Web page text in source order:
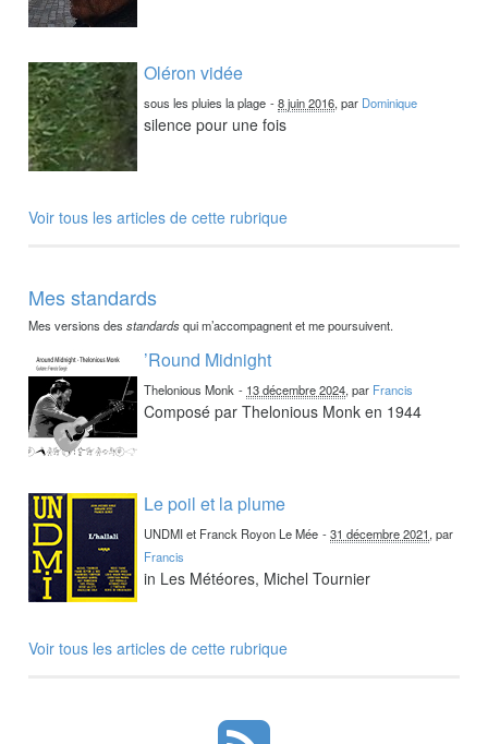
Oléron vidée
sous les pluies la plage -8 juin 2016, par Dominique
silence pour une fois
Voir tous les articles de cette rubrique
Mes standards
Mes versions desstandardsqui m’accompagnent et me poursuivent.
’Round Midnight
Thelonious Monk - 13 décembre 2024, par Francis
Composé par Thelonious Monk en 1944
Le poil et la plume
UNDMI et Franck Royon Le Mée -31 décembre 2021, par
Francis
in Les Météores, Michel Tournier
Voir tous les articles de cette rubrique